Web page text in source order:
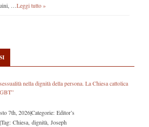
… Leggi tutto »
nella dignità della persona. La Chiesa cattolica
7th, 2026|Categorie: Editor’s
Chiesa, dignità, Joseph